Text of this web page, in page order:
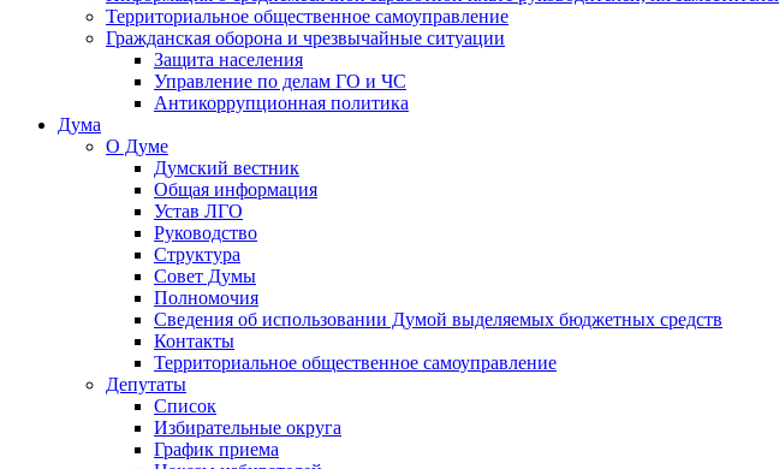
Территориальное общественное самоуправление
Гражданская оборона и чрезвычайные ситуации
Защита населения
Управление по делам ГО и ЧС
Антикоррупционная политика
Дума
О Думе
Думский вестник
Общая информация
Устав ЛГО
Руководство
Структура
Совет Думы
Полномочия
Сведения об использовании Думой выделяемых бюджетных средств
Контакты
Территориальное общественное самоуправление
Депутаты
Список
Избирательные округа
График приема